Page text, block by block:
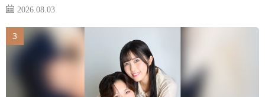
2026.08.03